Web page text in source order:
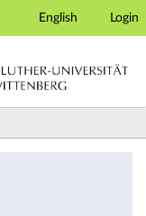
English Login